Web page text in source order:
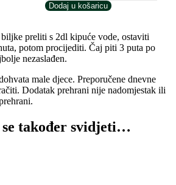
Dodaj u košaricu
preliti s 2dl kipuće vode, ostaviti
potom procijediti. Čaj piti 3 puta po
nezaslađen.
male djece. Preporučene dnevne
Dodatak prehrani nije nadomjestak ili
se također svidjeti…